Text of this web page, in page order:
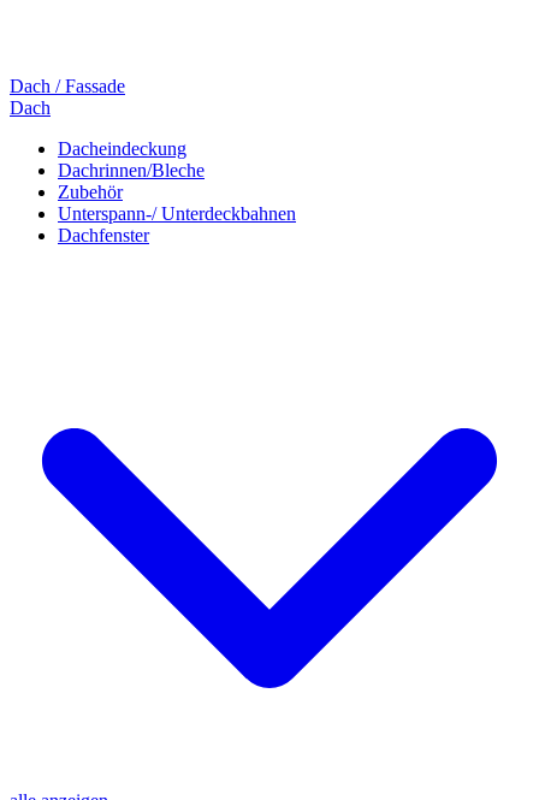
Dach / Fassade
Dach
Dacheindeckung
Dachrinnen/Bleche
Zubehör
Unterspann-/ Unterdeckbahnen
Dachfenster